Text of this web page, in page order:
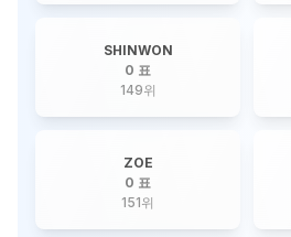
SHINWON
0 표
149위
ZOE
0 표
151위